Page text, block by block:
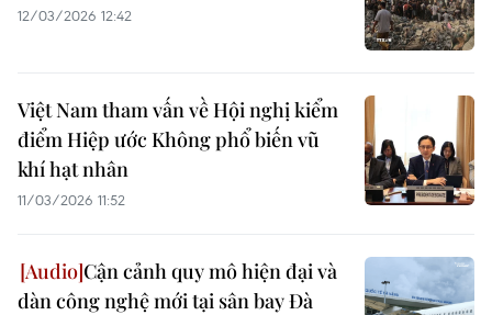
12/03/2026 12:42
Việt Nam tham vấn về Hội nghị kiểm
điểm Hiệp ước Không phổ biến vũ
khí hạt nhân
11/03/2026 11:52
Cận cảnh quy mô hiện đại và
dàn công nghệ mới tại sân bay Đà